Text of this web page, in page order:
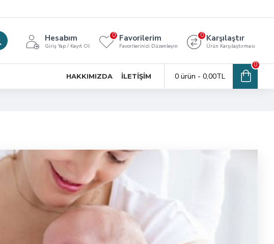
Hesabım
Giriş Yap / Kayıt Ol
Favorilerim
Favorilerinizi Düzenleyin
0 Karşılaştır
Ürün Karşılaştırması
0
HAKKIMIZDA İLETIŞIM 0 ürün - 0,00TL
0